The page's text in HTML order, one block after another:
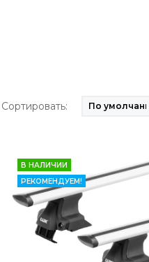
Сортировать:
В НАЛИЧИИ
РЕКОМЕНДУЕМ!